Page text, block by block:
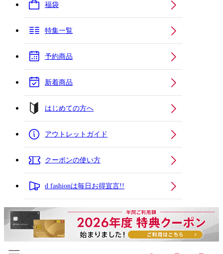
福袋
特集一覧
予約商品
新着商品
はじめての方へ
アウトレットガイド
クーポンの使い方
d fashionは毎日お得宣言!!